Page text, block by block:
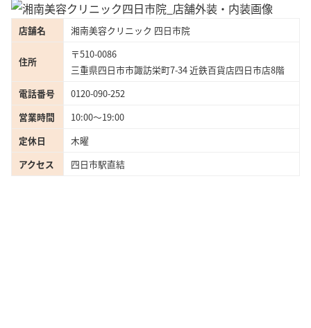
店舗名 湘南美容クリニック 四日市院
住所
〒510-0086
三重県四日市市諏訪栄町7-34 近鉄百貨店四日市店8階
電話番号
0120-090-252
営業時間
10:00〜19:00
定休日
木曜
アクセス
四日市駅直結